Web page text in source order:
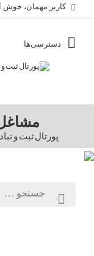
کاربر مهمان، خوش
پورتال ثبت و